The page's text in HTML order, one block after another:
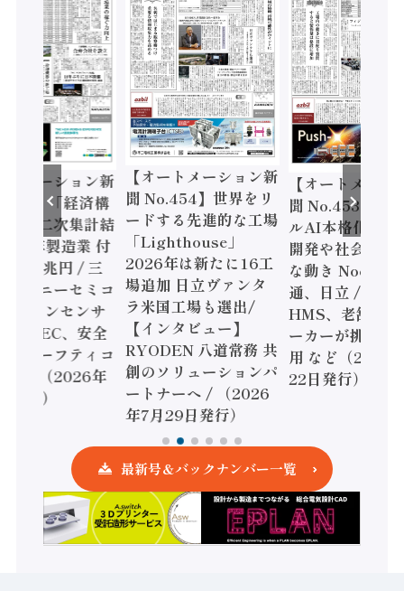
トメーション新
】「経済構
調査二次集計結
年製造業 付
額86兆円 / 三
とソニーセミコ
ジョンセンサ
/ IDEC、安全
すセーフティコ
ーラ（2026年
発行）
【オートメーション新
聞 No.454】世界をリ
ードする先進的な工場
「Lighthouse」
2026年は新たに16工
場追加 日立ヴァンタ
ラ米国工場も選出/
【インタビュー】
RYODEN 八道常務 共
創のソリューションパ
ートナーへ / （2026
年7月29日発行）
【オートメーシ
聞 No.453】フ
ルAI本格化へ
開発や社会実装
な動き Noetra
通、日立 / 兵神
HMS、老舗ポ
ーカーが挑むデ
用 など（2026
22日発行）
最新号＆バックナンバー一覧